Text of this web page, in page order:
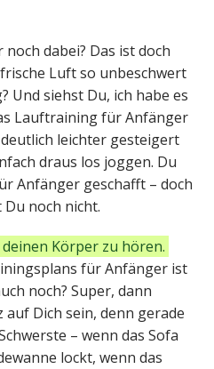
dabei? Das ist doch
Luft so unbeschwert
Und siehst Du, ich habe es
Lauftraining für Anfänger
leichter gesteigert
draus los joggen. Du
Anfänger geschafft – doch
noch nicht.
Körper zu hören.
für Anfänger ist
noch? Super, dann
Dich sein, denn gerade
– wenn das Sofa
lockt, wenn das